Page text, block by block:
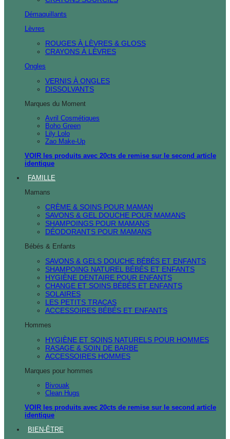
Démaquillants
Lèvres
ROUGES À LÈVRES & GLOSS
CRAYONS À LÈVRES
Ongles
VERNIS À ONGLES
DISSOLVANTS
Marques du Moment
Avril Cosmétiques
Boho Green
Lily Lolo
Zao Make-Up
VOIR les produits avec 20cts de remise sur le second article
identique
FAMILLE
Mamans
CRÈME & SOINS POUR MAMAN
SAVONS & GEL DOUCHE POUR MAMANS
SHAMPOINGS POUR MAMANS
DÉODORANTS POUR MAMANS
Bébés & Enfants
SAVONS & GELS DOUCHE BÉBÉS ET ENFANTS
SHAMPOING NATUREL BÉBÉS ET ENFANTS
HYGIÈNE DENTAIRE POUR ENFANTS
CHANGE ET SOINS BÉBÉS ET ENFANTS
SOLAIRES
LES PETITS TRACAS
ACCESSOIRES BÉBÉS ET ENFANTS
Hommes
HYGIÈNE ET SOINS NATURELS POUR HOMMES
RASAGE & SOIN DE BARBE
ACCESSOIRES HOMMES
Marques pour hommes
Bivouak
Clean Hugs
VOIR les produits avec 20cts de remise sur le second article
identique
BIEN-ÊTRE